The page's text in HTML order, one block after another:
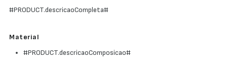
#PRODUCT.descricaoCompleta#
Material
#PRODUCT.descricaoComposicao#